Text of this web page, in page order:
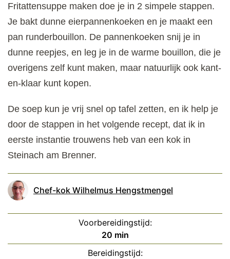
Fritattensuppe maken doe je in 2 simpele stappen.
Je bakt dunne eierpannenkoeken en je maakt een
pan runderbouillon. De pannenkoeken snij je in
dunne reepjes, en leg je in de warme bouillon, die je
overigens zelf kunt maken, maar natuurlijk ook kant-
en-klaar kunt kopen.
De soep kun je vrij snel op tafel zetten, en ik help je
door de stappen in het volgende recept, dat ik in
eerste instantie trouwens heb van een kok in
Steinach am Brenner.
Chef-kok Wilhelmus Hengstmengel
Voorbereidingstijd:
20minuten
min
Bereidingstijd: